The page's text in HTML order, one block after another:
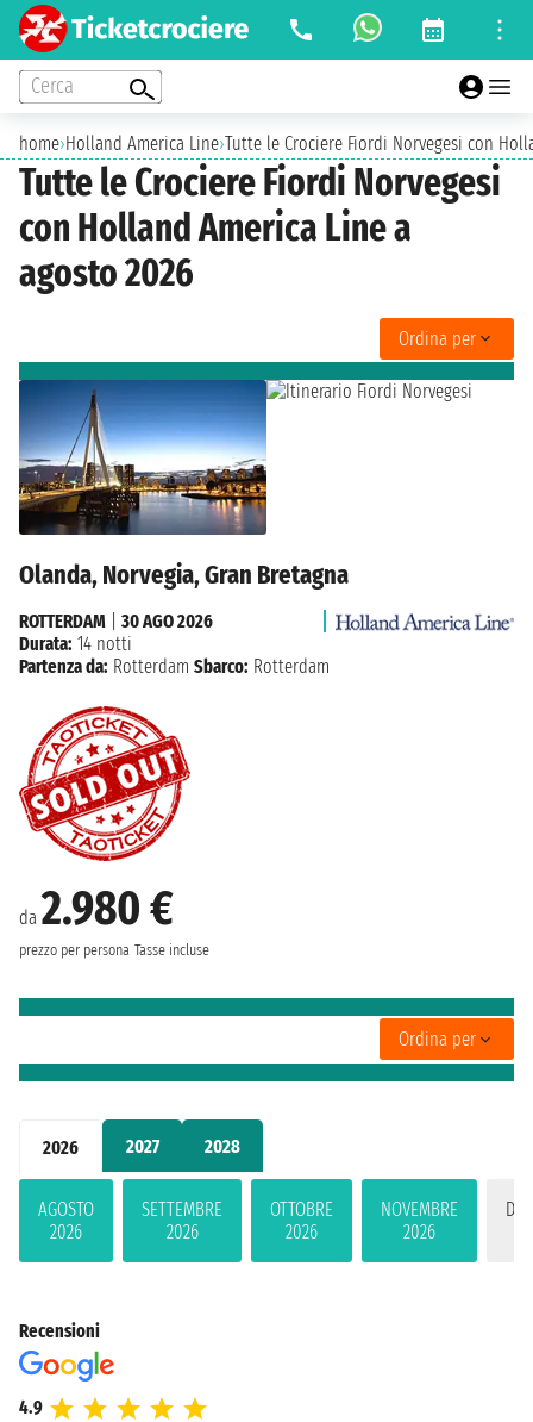
Cerca
home›Holland America Line›Tutte le Crociere Fiordi Norvegesi con
Tutte le Crociere Fiordi Norvegesi
con Holland America Line a
agosto 2026
2026 2027 2028
AGOSTO
2026
SETTEMBRE
2026
OTTOBRE
2026
NOVEMBRE
2026
Ordina per
Olanda, Norvegia, Gran Bretagna
da 2.980 €
prezzo per persona Tasse incluse
ROTTERDAM
30 AGO 2026
Durata: 14 notti
Partenza da: Rotterdam Sbarco: Rotterdam
Ordina per
Recensioni
4.9